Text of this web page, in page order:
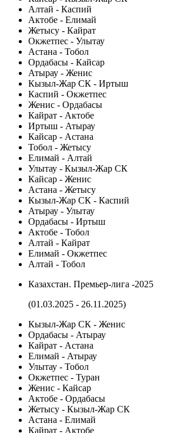
Алтай - Каспий
Актобе - Елимай
Жетысу - Кайрат
Окжетпес - Улытау
Астана - Тобол
Ордабасы - Кайсар
Атырау - Женис
Кызыл-Жар СК - Иртыш
Каспий - Окжетпес
Женис - Ордабасы
Кайрат - Актобе
Иртыш - Атырау
Кайсар - Астана
Тобол - Жетысу
Елимай - Алтай
Улытау - Кызыл-Жар СК
Кайсар - Женис
Астана - Жетысу
Кызыл-Жар СК - Каспий
Атырау - Улытау
Ордабасы - Иртыш
Актобе - Тобол
Алтай - Кайрат
Елимай - Окжетпес
Алтай - Тобол
Казахстан. Премьер-лига -2025
(01.03.2025 - 26.11.2025)
Кызыл-Жар СК - Женис
Ордабасы - Атырау
Кайрат - Астана
Елимай - Атырау
Улытау - Тобол
Окжетпес - Туран
Женис - Кайсар
Актобе - Ордабасы
Жетысу - Кызыл-Жар СК
Астана - Елимай
Кайрат - Актобе